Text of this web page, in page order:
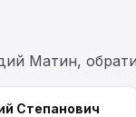
Матин,
Степанович